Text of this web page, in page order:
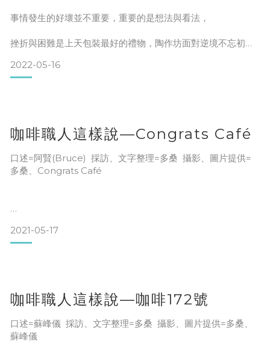
來到這
大家互相合作
用甘米鍋烹煮的熱紅酒
因為聚溫效果好, 關火讓食材的味道更融於其中
適合冷冷的冬天來一杯
期待
事情發生的好壞並不重要，重要的是想法與看法，
挫折與困難是上天包裝最好的禮物，陶作坊面對逆境不忘初
堅持，以藝術的情懷、專業的素養、實用的考量，創作每一件
2022年5月7日，陶作坊比漾門市開幕!! 新老客戶絡繹不絕，一
家老小好不快樂，
2022-05-16
咖啡職人這樣說—Congrats Café
口述=阿賢(Bruce) 採訪、文字整理=多桑 攝影、圖片提供=
多桑、Congrats Café
其實咖啡館和旅行一樣，選擇的路徑非常自由，即便沒有朋友
們秉持著風格你說的算、咖啡好喝與否你說的算……，至始至終
純粹自然的就想分享一杯好咖啡，歡迎光臨，這
2021-05-17
咖啡職人這樣說—咖啡172號
口述=蘇峰儀 採訪、文字整理=多桑 攝影、圖片提供=多桑、
蘇峰儀